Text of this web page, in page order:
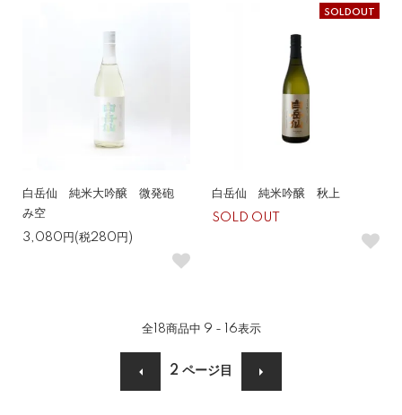
白岳仙 純米大吟醸 微発砲
み空
3,080円(税280円)
SOLDOUT
白岳仙 純米吟醸 秋上
SOLD OUT
全18商品中 9 - 16表示
2 ページ目